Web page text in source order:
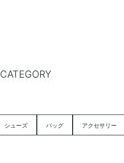
CATEGORY
シューズ バッグ アクセサリー